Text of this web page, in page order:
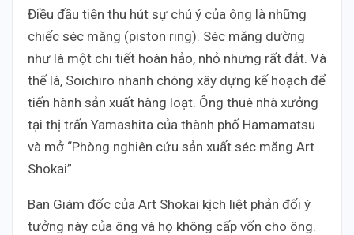
Điều đầu tiên thu hút sự chú ý của ông là những
chiếc séc măng (piston ring). Séc măng dường
như là một chi tiết hoàn hảo, nhỏ nhưng rất đắt. Và
thế là, Soichiro nhanh chóng xây dựng kế hoạch để
tiến hành sản xuất hàng loạt. Ông thuê nhà xưởng
tại thị trấn Yamashita của thành phố Hamamatsu
và mở “Phòng nghiên cứu sản xuất séc măng Art
Shokai”.
Ban Giám đốc của Art Shokai kịch liệt phản đối ý
tưởng này của ông và họ không cấp vốn cho ông.